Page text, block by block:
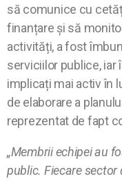
să comunice cu
finanțare și să
activități, a fost
serviciilor publice,
implicați mai activ în
de elaborare a
reprezentat de fapt
„Membrii echipei au
public. Fiecare sector